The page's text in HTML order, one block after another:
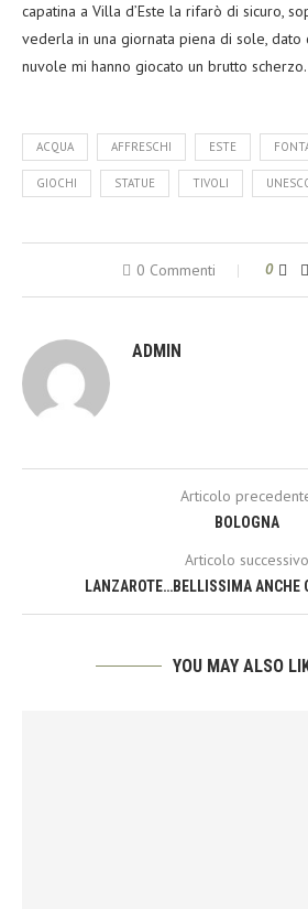
capatina a Villa d’Este la rifarò di sicuro,
vederla in una giornata piena di sole,
nuvole mi hanno giocato un brutto scherzo.
ACQUA AFFRESCHI ESTE
GIOCHI STATUE TIVOLI
0 Commenti 0
ADMIN
Articolo
BOLOGNA
Articolo successivo
LANZAROTE…BELLISSIMA ANCHE
YOU MAY ALSO